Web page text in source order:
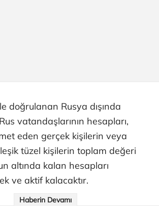
doğrulanan Rusya dışında
vatandaşlarının hesapları,
eden gerçek kişilerin veya
tüzel kişilerin toplam değeri
altında kalan hesapları
ve aktif kalacaktır.
Haberin Devamı